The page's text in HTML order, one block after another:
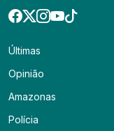
Últimas
Opinião
Amazonas
Polícia